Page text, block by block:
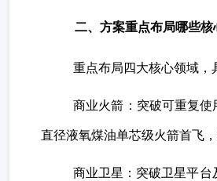
二、方案重点布局哪些
重点布局四大核心领域，
商业火箭：突破可重复
直径液氧煤油单芯级火箭首飞
商业卫星：突破卫星平